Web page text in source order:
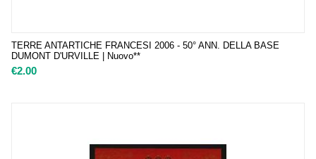
TERRE ANTARTICHE FRANCESI 2006 - 50° ANN. DELLA BASE
DUMONT D'URVILLE | Nuovo**
€2.00